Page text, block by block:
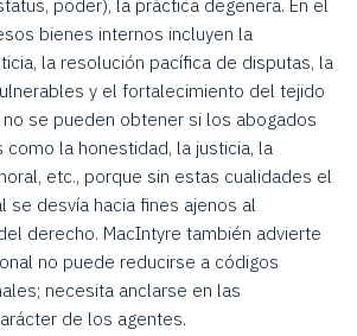
poder), la práctica degenera. En el
bienes internos incluyen la
la resolución pacífica de disputas, la
y el fortalecimiento del tejido
se pueden obtener si los abogados
la honestidad, la justicia, la
etc., porque sin estas cualidades el
se desvía hacia fines ajenos al
derecho. MacIntyre también advierte
no puede reducirse a códigos
necesita anclarse en las
de los agentes.